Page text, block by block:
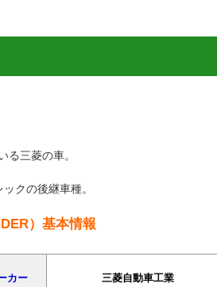
る三菱の車。
クの後継車種。
）基本情報
カー 三菱自動車工業